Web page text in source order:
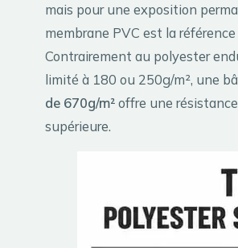
mais pour une exposition
membrane PVC est la
Contrairement au polyester
limité à 180 ou 250g/m², une
de 670g/m²offre une
supérieure.